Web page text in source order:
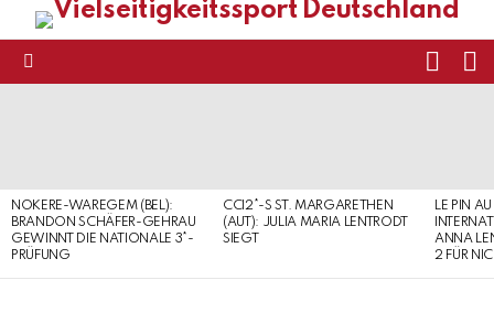
NOKERE-WAREGEM (BEL):
BRANDON SCHÄFER-GEHRAU
GEWINNT DIE NATIONALE 3*-
PRÜFUNG
CCI2*-S ST. MARGARETHEN
(AUT): JULIA MARIA LENTRODT
SIEGT
LE PIN
ANNA
2 FÜR